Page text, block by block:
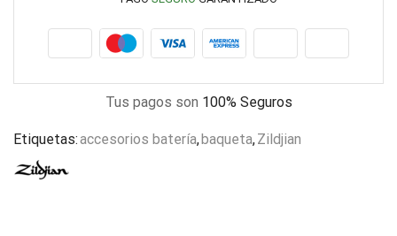
Tus pagos son 100% Seguros
Etiquetas:accesorios batería,baqueta,Zildjian